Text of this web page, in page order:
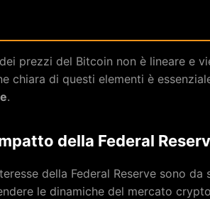
prezzi del Bitcoin non è lineare e
chiara di questi elementi è
.
della Federal
della Federal Reserve sono da
le dinamiche del mercato